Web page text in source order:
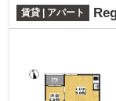
賃貸 | アパート